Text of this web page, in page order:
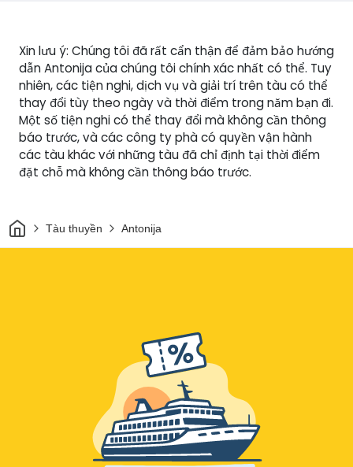
Xin lưu ý: Chúng tôi đã rất cẩn thận để đảm bảo hướng
dẫn Antonija của chúng tôi chính xác nhất có thể. Tuy
nhiên, các tiện nghi, dịch vụ và giải trí trên tàu có thể
thay đổi tùy theo ngày và thời điểm trong năm bạn đi.
Một số tiện nghi có thể thay đổi mà không cần thông
báo trước, và các công ty phà có quyền vận hành
các tàu khác với những tàu đã chỉ định tại thời điểm
đặt chỗ mà không cần thông báo trước.
Trang chủ
Tàu thuyền Antonija